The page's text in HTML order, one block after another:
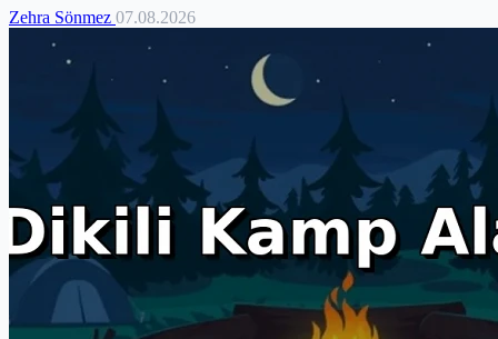
Zehra Sönmez 07.08.2026